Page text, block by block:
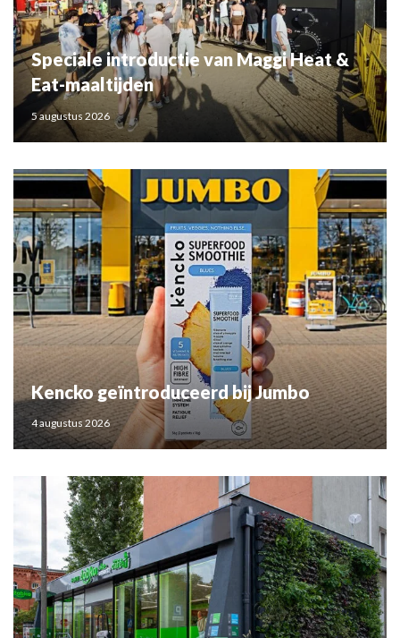
Speciale introductie van Maggi Heat &
Eat-maaltijden
5 augustus 2026
Kencko geïntroduceerd bij Jumbo
4 augustus 2026